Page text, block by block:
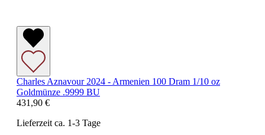
Charles Aznavour 2024 - Armenien 100 Dram 1/10 oz
Goldmünze .9999 BU
431,90 €
Lieferzeit ca. 1-3 Tage